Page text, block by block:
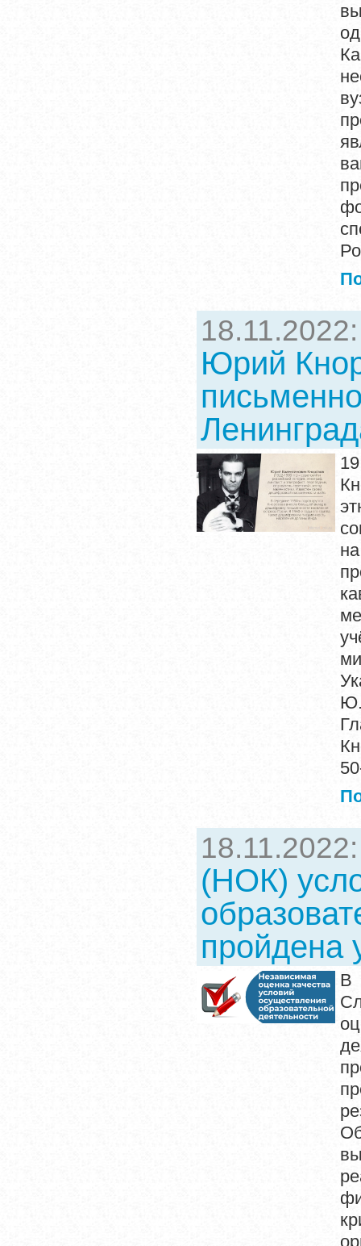
Юрий
(НОК)
пройдена
В